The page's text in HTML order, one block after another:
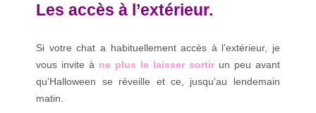
Les accès à l’extérieur.
Si votre chat a habituellement accès à l’extérieur, je
vous invite à ne plus le laisser sortirun peu avant
qu’Halloween se réveille et ce, jusqu’au lendemain
matin.